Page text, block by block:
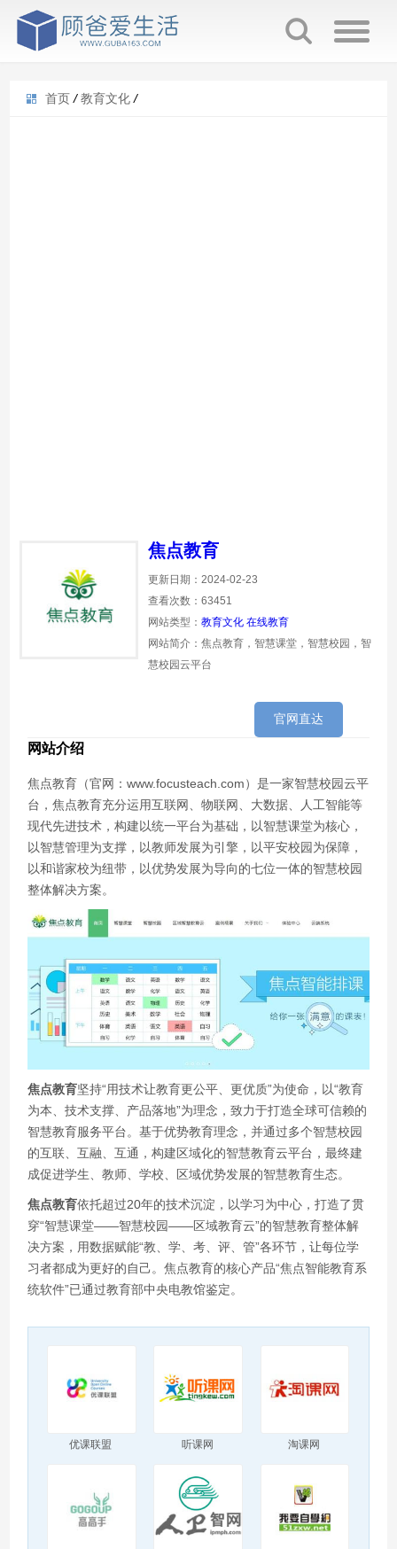
首页 / 教育文化 /
焦点教育
更新日期：2024-02-23
查看次数：63451
网站类型：教育文化 在线教育
网站简介：焦点教育，智慧课堂，智慧校园，智
慧校园云平台
官网直达
网站介绍
焦点教育（官网：www.focusteach.com）是一家智慧校园云平
台，焦点教育充分运用互联网、物联网、大数据、人工智能等
现代先进技术，构建以统一平台为基础，以智慧课堂为核心，
以智慧管理为支撑，以教师发展为引擎，以平安校园为保障，
以和谐家校为纽带，以优势发展为导向的七位一体的智慧校园
整体解决方案。
焦点教育坚持“用技术让教育更公平、更优质”为使命，以“教育
为本、技术支撑、产品落地”为理念，致力于打造全球可信赖的
智慧教育服务平台。基于优势教育理念，并通过多个智慧校园
的互联、互融、互通，构建区域化的智慧教育云平台，最终建
成促进学生、教师、学校、区域优势发展的智慧教育生态。
焦点教育依托超过20年的技术沉淀，以学习为中心，打造了贯
穿“智慧课堂——智慧校园——区域教育云”的智慧教育整体解
决方案，用数据赋能“教、学、考、评、管”各环节，让每位学
习者都成为更好的自己。焦点教育的核心产品“焦点智能教育系
统软件”已通过教育部中央电教馆鉴定。
优课联盟 听课网 淘课网